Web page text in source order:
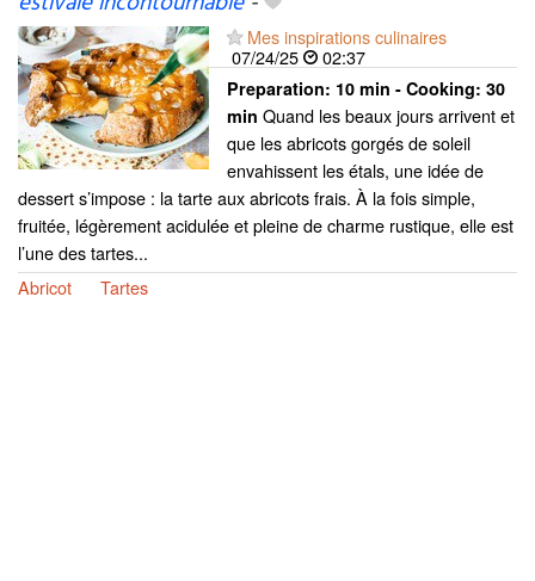
Mes inspirations culinaires
07/24/25
02:37
Preparation: 10 min - Cooking: 30
min Quand les beaux jours arrivent et
que les abricots gorgés de soleil
envahissent les étals, une idée de
dessert s’impose : la tarte aux abricots frais. À la fois simple,
fruitée, légèrement acidulée et pleine de charme rustique, elle est
l’une des tartes...
Abricot
Tartes